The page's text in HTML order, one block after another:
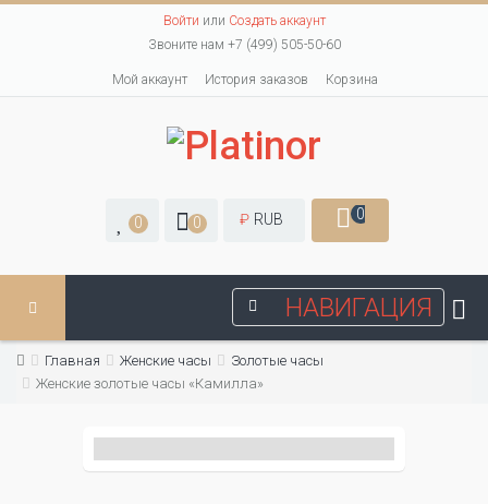
Войти или Создать аккаунт
Звоните нам +7 (499) 505-50-60
Мой аккаунт История заказов Корзина
0 0 ₽ RUB 0
НАВИГАЦИЯ
Главная Женские часы
Золотые часы
Женские золотые часы «Камилла»